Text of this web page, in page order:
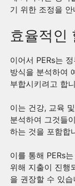
기 위한 조정을
효율적인
이어서 PERs는
방식을 분석하여
부합시키려고 합
이는 건강, 교육
분석하여 그것들
하는 것을 포함합
이를 통해 PERs
위해 지출이 진행
을 권장할 수 있습